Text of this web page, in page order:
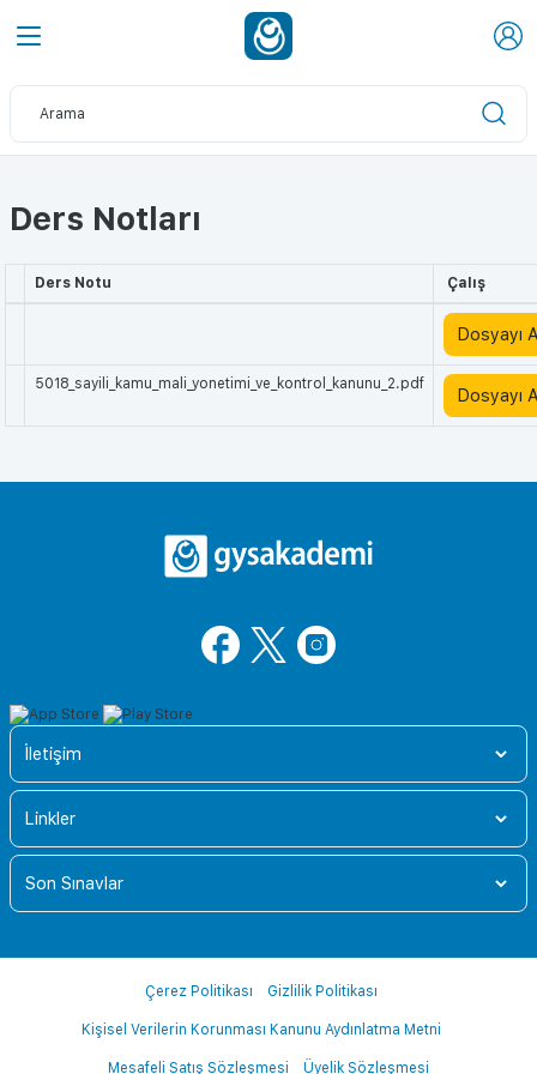
Ders Notları
Ders Notu Çalış
Dosyayı
5018_sayili_kamu_mali_yonetimi_ve_kontrol_kanunu_2.pdf
Dosyayı
İletişim
Linkler
Son Sınavlar
Çerez Politikası Gizlilik Politikası
Kişisel Verilerin Korunması Kanunu Aydınlatma Metni
Mesafeli Satış Sözleşmesi Üyelik Sözleşmesi